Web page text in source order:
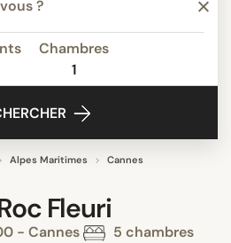
Chambres
1
Alpes Maritimes
Cannes
Fleuri
- Cannes 5 chambres